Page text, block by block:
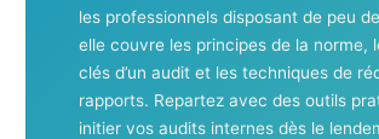
les professionnels disposant de peu
elle couvre les principes de la norme,
clés d’un audit et les techniques de
rapports. Repartez avec des outils
initier vos audits internes dès le